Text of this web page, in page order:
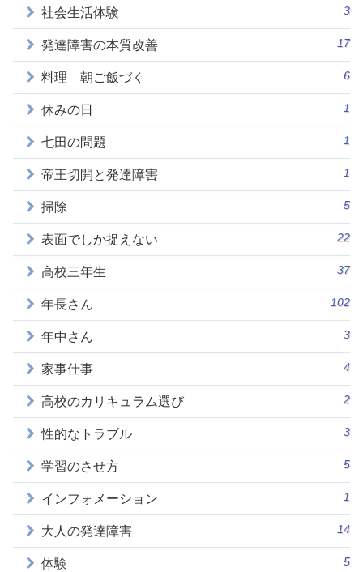
社会生活体験 3
発達障害の本質改善 17
料理 朝ご飯づく 6
休みの日 1
七田の問題 1
帝王切開と発達障害 1
掃除 5
表面でしか捉えない 22
高校三年生 37
年長さん 102
年中さん 3
家事仕事 4
高校のカリキュラム選び 2
性的なトラブル 3
学習のさせ方 5
インフォメーション 1
大人の発達障害 14
体験 5